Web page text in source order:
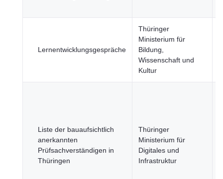
Lernentwicklungsgespräche
Thüringer
Ministerium für
Bildung,
Wissenschaft und
Kultur
Liste der bauaufsichtlich
anerkannten
Prüfsachverständigen in
Thüringen
Thüringer
Ministerium für
Digitales und
Infrastruktur